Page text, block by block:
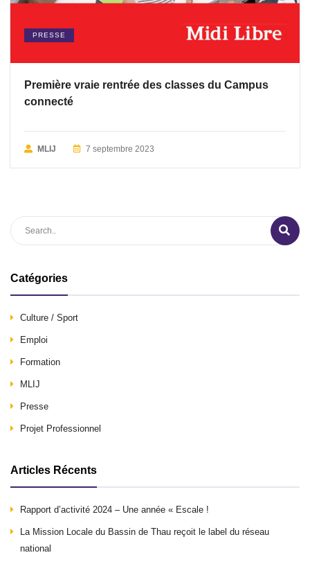
PRESSE
Première vraie rentrée des classes du Campus
connecté
MLIJ 7 septembre 2023
Catégories
Culture / Sport
Emploi
Formation
MLIJ
Presse
Projet Professionnel
Articles Récents
Rapport d’activité 2024 – Une année « Escale !
La Mission Locale du Bassin de Thau reçoit le label du réseau
national